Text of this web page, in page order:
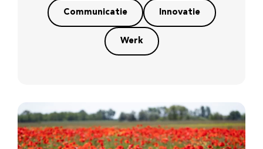
Communicatie Innovatie
Werk